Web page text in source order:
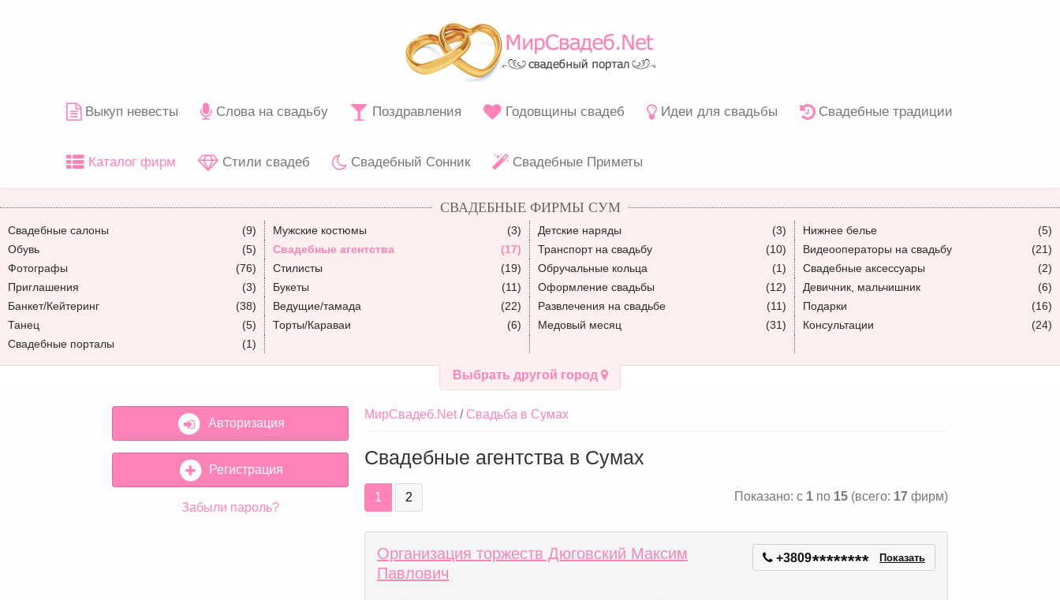
Выкуп невесты Слова на свадьбу Поздравления Годовщины свадеб Идеи для свадьбы Свадебные традиции
Каталог фирм Стили свадеб Свадебный Сонник Свадебные Приметы
СВАДЕБНЫЕ ФИРМЫ СУМ
Свадебные салоны (9) Мужские костюмы (3) Детские наряды (3) Нижнее белье
(5)
Обувь
(5) Свадебные агентства (17) Транспорт на свадьбу (10) Видеооператоры на свадьбу
(21)
Фотографы
(76) Стилисты (19) Обручальные кольца (1) Свадебные аксессуары
(2)
Приглашения
(3) Букеты (11) Оформление свадьбы (12) Девичник, мальчишник
(6)
Банкет/Кейтеринг
(38) Ведущие/тамада (22) Развлечения на свадьбе (11) Подарки
(16)
Танец
(5) Торты/Караваи (6) Медовый месяц (31) Консультации
(24)
Свадебные порталы
(1)
Выбрать другой город
МирСвадеб.Net Свадьба в Сумах
Свадебные агентства в Сумах
1 2 Показано: с 1 по 15 (всего: 17 фирм)
Организация торжеств Дюговский Максим
Павлович
+3809******** Показать
Авторизация
Регистрация
Забыли пароль?